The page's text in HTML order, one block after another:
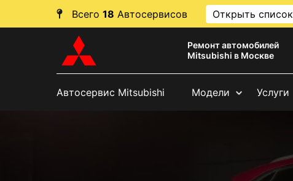
Всего 18 Автосервисов Открыть список
Ремонт автомобилей
Mitsubishi в Москве
Автосервис Mitsubishi Модели Услуги